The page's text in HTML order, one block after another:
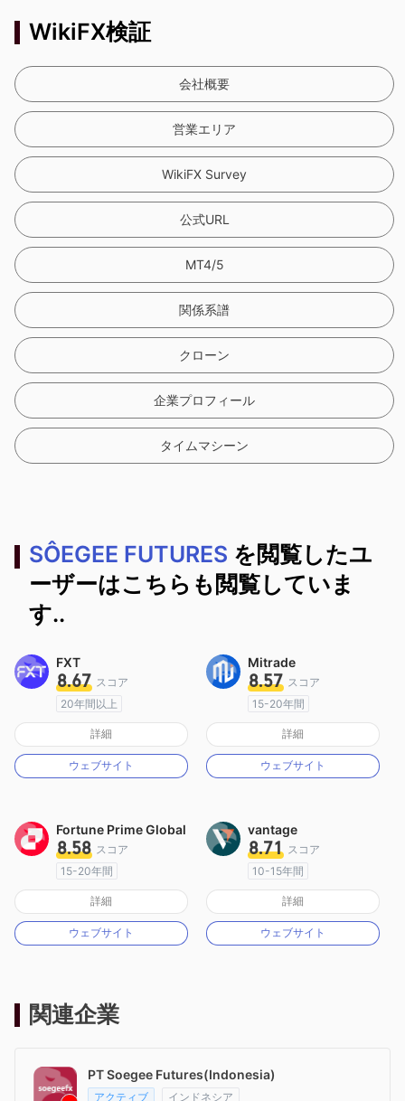
WikiFX検証
会社概要
営業エリア
WikiFX Survey
公式URL
MT4/5
関係系譜
クローン
企業プロフィール
タイムマシーン
SÔEGEE FUTURES を閲覧したユ
ーザーはこちらも閲覧していま
す..
FXT
8.67 スコア
20年間以上
オーストラリア規制
マーケットメイキングライセンス（MM）
MT4フルライセンス
詳細
ウェブサイト
Mitrade
8.57 スコア
15-20年間
オーストラリア規制
マーケットメイキングライセンス（MM）
自社開発
詳細
ウェブサイト
Fortune Prime Global
8.58 スコア
15-20年間
オーストラリア規制
マーケットメイキングライセンス（MM）
MT4フルライセンス
詳細
ウェブサイト
vantage
8.71 スコア
10-15年間
オーストラリア規制
マーケットメイキングライセンス（MM）
MT4フルライセンス
詳細
ウェブサイト
関連企業
PT Soegee Futures(Indonesia)
アクティブ インドネシア